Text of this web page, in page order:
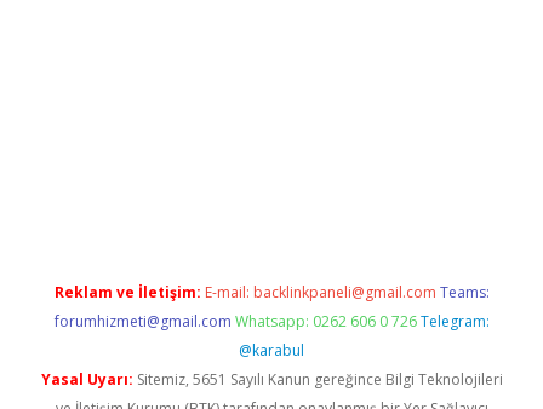
Reklam ve İletişim: E-mail: backlinkpaneli@gmail.com Teams:
forumhizmeti@gmail.com Whatsapp: 0262 606 0 726 Telegram:
@karabul
Yasal Uyarı: Sitemiz, 5651 Sayılı Kanun gereğince Bilgi Teknolojileri